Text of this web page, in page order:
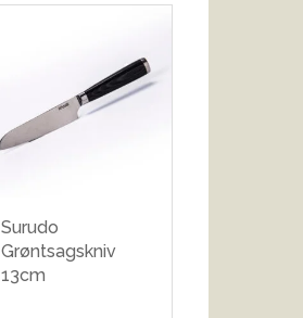
Surudo
Grøntsagskniv
13cm